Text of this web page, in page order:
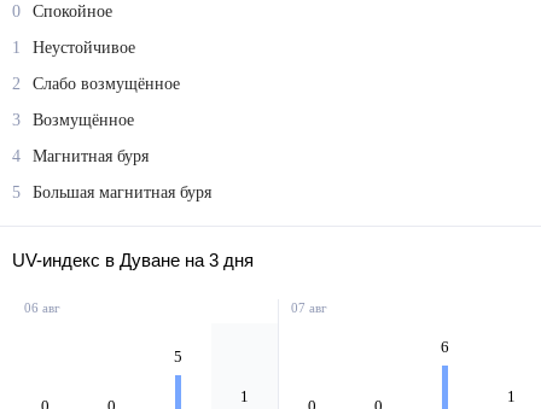
0
Спокойное
1
Неустойчивое
2
Слабо возмущённое
3
Возмущённое
4
Магнитная буря
5
Большая магнитная буря
UV-индекс в Дуване на 3 дня
06 авг
5
1
07 авг
6
1